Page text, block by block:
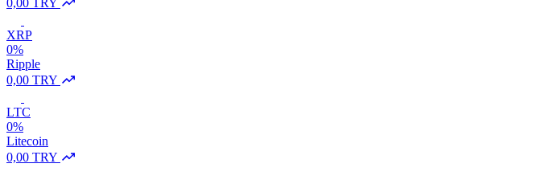
0,00 TRY
XRP
0%
Ripple
0,00 TRY
LTC
0%
Litecoin
0,00 TRY